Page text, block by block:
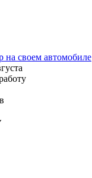
на своем автомобиле